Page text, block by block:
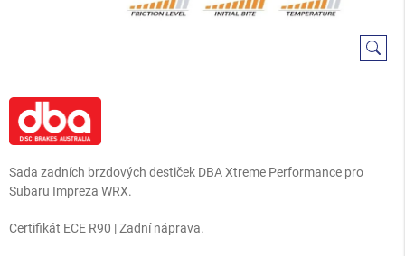
Sada zadních brzdových destiček DBA Xtreme Performance pro
Subaru Impreza WRX.
Certifikát ECE R90 | Zadní náprava.